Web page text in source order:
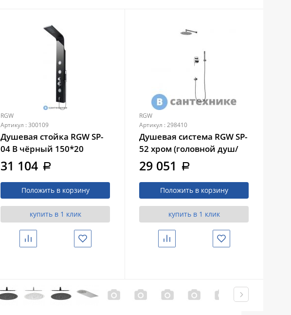
RGW
Артикул : 300109
Душевая стойка RGW SP-
04 B чёрный 150*20
(21140104-04)
31 104 a
Положить в корзину
купить в 1 клик
Сравнить Избранное
RGW
Артикул : 298410
Душевая система RGW SP-
52 хром (головной душ/
смеситель/ручной душ/)
(21140852-01)
29 051 a
Положить в корзину
купить в 1 клик
Сравнить Избранное